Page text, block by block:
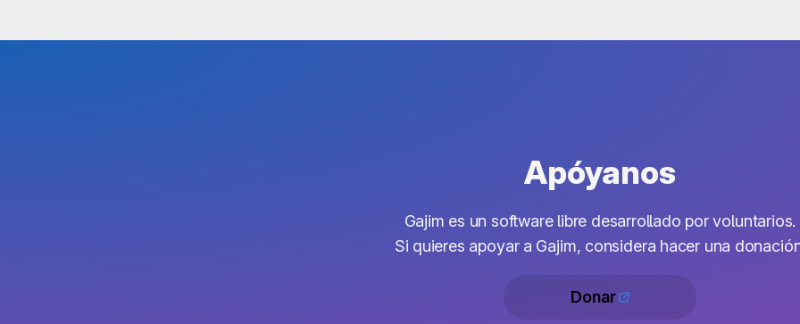
Apóyanos
Gajim es un software libre desarrollado por voluntarios.
Si quieres apoyar a Gajim, considera hacer una
Donar